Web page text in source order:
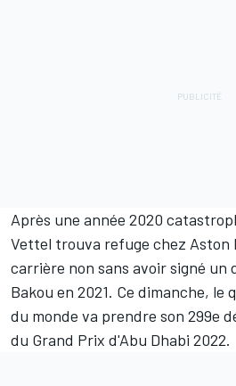
Après une année 2020
Vettel trouva refuge chez Aston
carrière non sans avoir signé un
Bakou en 2021. Ce dimanche, le
du monde va prendre son 299e
du Grand Prix d'Abu Dhabi 2022.